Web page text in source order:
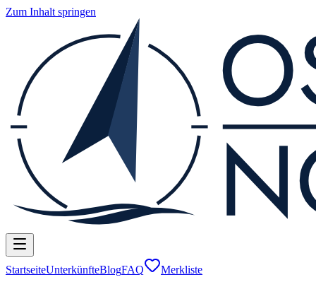
Zum Inhalt springen
StartseiteUnterkünfteBlogFAQ
Merkliste